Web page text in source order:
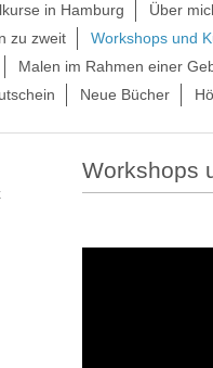
in Hamburg Über
zu zweit
Workshops und
Malen im Rahmen einer
Neue Bücher
Workshops